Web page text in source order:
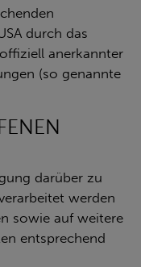
durch das
anerkannter
(so genannte
darüber zu
werden
sowie auf weitere
entsprechend